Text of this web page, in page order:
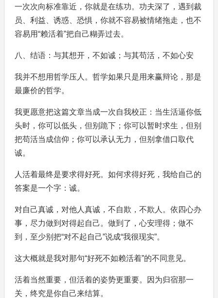
一次次向标准靠近，你就是在练功。功夫深了，遇到裁
员、利益、诱惑、恐惧，你就不容易被情绪拖走，也不
容易用“赖活着”把自己糊弄过去。
八、结语：与其想开，不如诚；与其苟活，不如心安
我并不想用哲学压人。哲学如果只是用来赢辩论，那是
最廉价的哲学。
我更愿意把这篇文章当成一次自我校正：当生活逼你低
头时，你可以低头，但别跪下；你可以暂时求生，但别
把苟活当成信仰；你可以承认无力，但别拿借口取代
诚。
人活着最终是要求得好死。如何求得好死，我给自己的
答案是一个字：诚。
对自己真诚，对他人真诚，不自欺，不欺人。依四心办
事，尽力做到对得起自己。做到了，心安理得；做不
到，至少别把“对不起自己”说成“我很现实”。
这大概就是我对那句“好死不如赖活着”的不同意见。
活着当然重要，但活着的姿势更重要。因为归宿那一
关，终究是你自己来结算。